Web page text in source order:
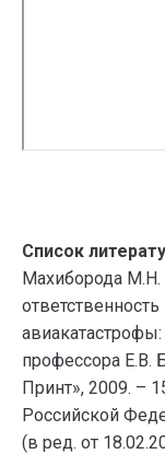
Список
Махиборода М.Н.
профессора Е.В.
Принт», 2009. –
Российской
(в ред. от